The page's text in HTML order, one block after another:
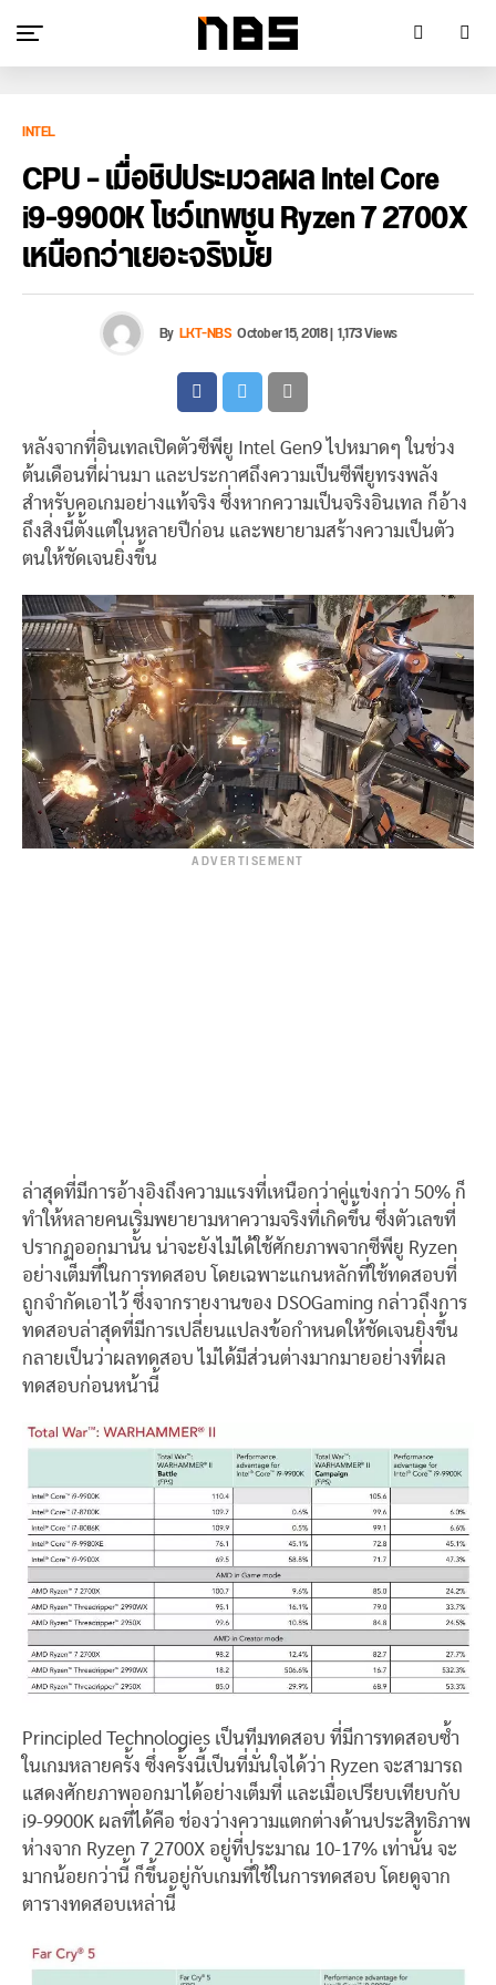
INTEL
CPU – เมื่อชิปประมวลผล Intel Core
i9-9900K โชว์เทพชน Ryzen 7 2700X
เหนือกว่าเยอะจริงมั้ย
By LKT-NBSOctober 15, 2018|1,173 Views
หลังจากที่อินเทลเปิดตัวซีพียู Intel Gen9 ไปหมาดๆ ในช่วง
ต้นเดือนที่ผ่านมา และประกาศถึงความเป็นซีพียูทรงพลัง
สำหรับคอเกมอย่างแท้จริง ซึ่งหากความเป็นจริงอินเทล ก็อ้าง
ถึงสิ่งนี้ตั้งแต่ในหลายปีก่อน และพยายามสร้างความเป็นตัว
ตนให้ชัดเจนยิ่งขึ้น
ADVERTISEMENT
ล่าสุดที่มีการอ้างอิงถึงความแรงที่เหนือกว่าคู่แข่งกว่า 50% ก็
ทำให้หลายคนเริ่มพยายามหาความจริงที่เกิดขึ้น ซึ่งตัวเลขที่
ปรากฏออกมานั้น น่าจะยังไม่ได้ใช้ศักยภาพจากซีพียู Ryzen
อย่างเต็มที่ในการทดสอบ โดยเฉพาะแกนหลักที่ใช้ทดสอบที่
ถูกจำกัดเอาไว้ ซึ่งจากรายงานของ DSOGaming กล่าวถึงการ
ทดสอบล่าสุดที่มีการเปลี่ยนแปลงข้อกำหนดให้ชัดเจนยิ่งขึ้น
กลายเป็นว่าผลทดสอบ ไม่ได้มีส่วนต่างมากมายอย่างที่ผล
ทดสอบก่อนหน้านี้
Principled Technologies เป็นทีมทดสอบ ที่มีการทดสอบซ้ำ
ในเกมหลายครั้ง ซึ่งครั้งนี้เป็นที่มั่นใจได้ว่า Ryzen จะสามารถ
แสดงศักยภาพออกมาได้อย่างเต็มที่ และเมื่อเปรียบเทียบกับ
i9-9900K ผลที่ได้คือ ช่องว่างความแตกต่างด้านประสิทธิภาพ
ห่างจาก Ryzen 7 2700X อยู่ที่ประมาณ 10-17% เท่านั้น จะ
มากน้อยกว่านี้ ก็ขึ้นอยู่กับเกมที่ใช้ในการทดสอบ โดยดูจาก
ตารางทดสอบเหล่านี้